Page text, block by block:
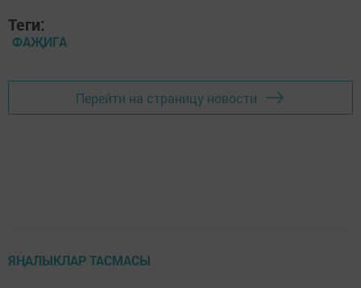
Теги:
ФАҖИГА
Перейти на страницу новости
ЯҢАЛЫКЛАР ТАСМАСЫ